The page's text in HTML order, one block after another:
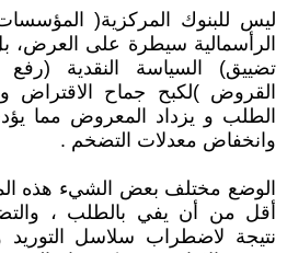
ليس للبنوك المركزية(
الرأسمالية سيطرة على العرض،
تضييق) السياسة النقدية (رفع
القروض )لكبح جماح الاقتراض
الطلب و يزداد المعروض مما
وانخفاض معدلات التضخم .
الوضع مختلف بعض الشيء هذه
أقل من أن يفي بالطلب ،
نتيجة لاضطراب سلاسل التوريد